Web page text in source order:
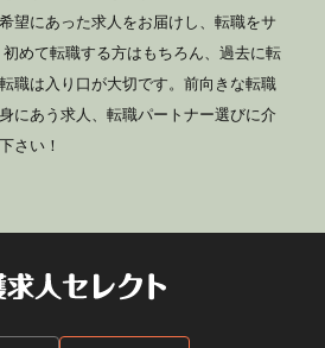
望にあった求人をお届けし、転職をサ
めて転職する方はもちろん、過去に転
職は入り口が大切です。前向きな転職
にあう求人、転職パートナー選びに介
さい！